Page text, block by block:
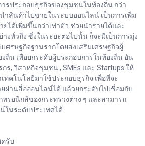
ารประกอบธุรกิจของชุมชนในท้องถิ่น กว่า
ำสินค้าไปขายในระบบออนไลน์ เป็นการเพิ่ม
ยได้เพิ่มขึ้นกว่าเท่าตัว ช่วยนำรายได้และ
งทั่วถึง ซึ่งในระยะต่อไปนั้น ก็จะมีเป็นการมุ่ง
ศรษฐกิจฐานรากโดยส่งเสริมเศรษฐกิจผู้
ถิ่น เพื่อยกระดับผู้ประกอบการในท้องถิ่น อัน
ร, วิสาหกิจชุมชน , SMEs และ Startups ให้
ทคโนโลยีมาใช้ประกอบธุรกิจ เพื่อที่จะ
ผ่านสื่อออนไลน์ได้ แล้วยกระดับไปเชื่อมกับ
รอนิกส์ของกระทรวงต่าง ๆ และสามารถ
ในระดับประเทศได้
รับ